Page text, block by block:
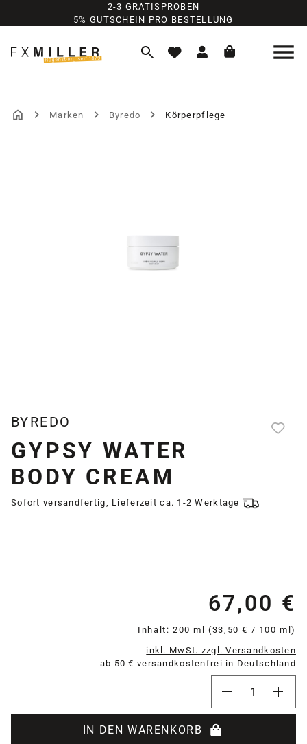
Zum Hauptinhalt springen
2-3 GRATISPROBEN
5% GUTSCHEIN PRO BESTELLUNG
Marken Byredo Körperpflege
BYREDO
GYPSY WATER
BODY CREAM
Sofort versandfertig, Lieferzeit ca. 1-2 Werktage
67,00 €
Inhalt: 200 ml(33,50 € / 100 ml)
inkl. MwSt. zzgl. Versandkosten
ab 50 € versandkostenfrei in Deutschland
IN DEN WARENKORB